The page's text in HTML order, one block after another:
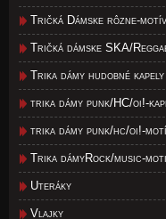
Tričká Dámske rôzne-motív
Tričká dámske SKA/
Trika dámy hudobné kapely
trika dámy punk/HC/oi!-
trika dámy punk/hc/oi!-
Trika dámyRock/music-
Uteráky
Vlajky